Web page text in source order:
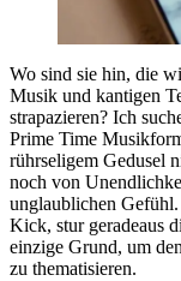
Wo sind sie hin, die
Musik und kantigen
strapazieren? Ich
Prime Time
rührseligem Gedusel
noch von
unglaublichen
Kick, stur geradeaus
einzige Grund, um
zu thematisieren.